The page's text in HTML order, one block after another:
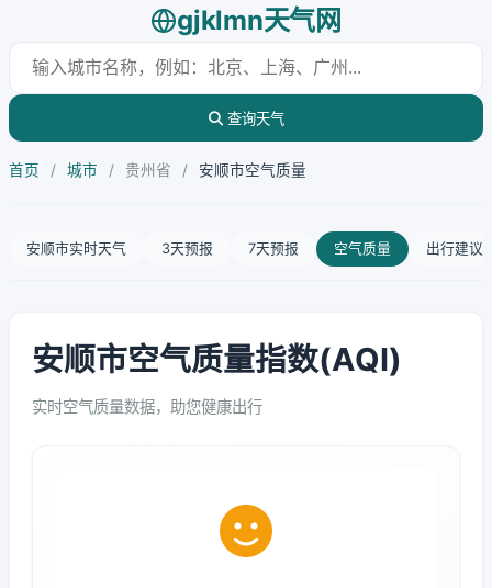
gjklmn天气网
查询天气
首页 / 城市 / 贵州省 / 安顺市空气质量
安顺市实时天气 3天预报 7天预报 空气质量 出行建议
安顺市空气质量指数(AQI)
实时空气质量数据，助您健康出行